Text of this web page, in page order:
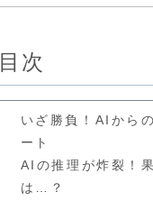
目次
いざ勝負！AIから
ート
AIの推理が炸裂！
は…？